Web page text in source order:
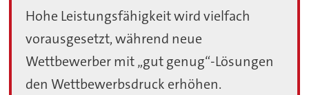
Hohe Leistungsfähigkeit wird vielfach
vorausgesetzt, während neue
Wettbewerber mit „gut genug“-Lösungen
den Wettbewerbsdruck erhöhen.